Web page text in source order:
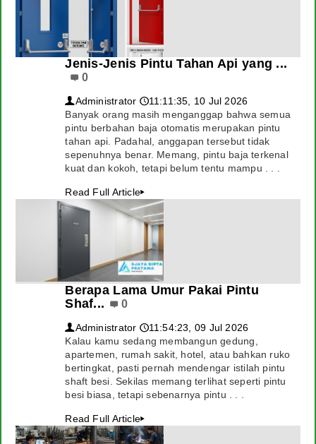
Jenis-Jenis Pintu Tahan Api yang ...
0
👤Administrator 🕔11:11:35, 10 Jul 2026
Banyak orang masih menganggap bahwa semua
pintu berbahan baja otomatis merupakan pintu
tahan api. Padahal, anggapan tersebut tidak
sepenuhnya benar. Memang, pintu baja terkenal
kuat dan kokoh, tetapi belum tentu mampu . . .
Read Full Article▸
Berapa Lama Umur Pakai Pintu
Shaf...
0
👤Administrator 🕔11:54:23, 09 Jul 2026
Kalau kamu sedang membangun gedung,
apartemen, rumah sakit, hotel, atau bahkan ruko
bertingkat, pasti pernah mendengar istilah pintu
shaft besi. Sekilas memang terlihat seperti pintu
besi biasa, tetapi sebenarnya pintu . . .
Read Full Article▸